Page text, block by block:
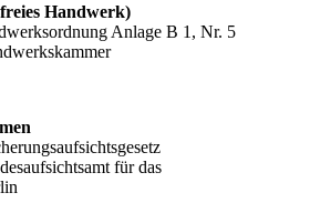
Handwerk)
Anlage B 1, Nr. 5
für das